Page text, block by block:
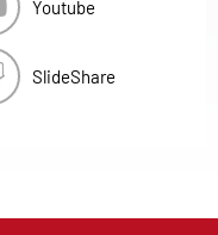
Youtube
SlideShare